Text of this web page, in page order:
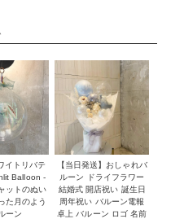
ークスタイルバルーン
リント内容-
ルーン特集
名古屋 星ヶ丘店・滋賀 配送
-
イトリバテ
Balloon -
ットのぬい
た月のよう
ーン
【当日発送】おしゃれバ
ルーン ドライフラワー
結婚式 開店祝い 誕生日
周年祝い バルーン電報
卓上 バルーン ロゴ 名前